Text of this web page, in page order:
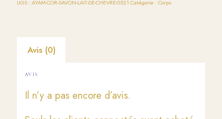
UGS : AYAM-COR-SAVON-LAIT-DE-CHEVRE-0521 Catégorie : Corps
Avis (0)
AVIS
Il n’y a pas encore d’avis.